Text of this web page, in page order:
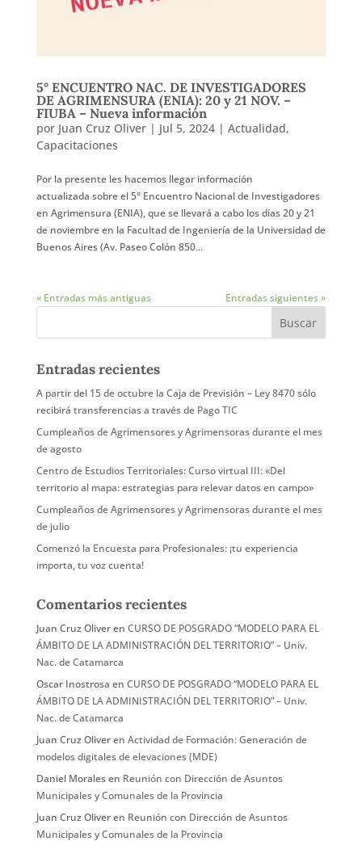
5° ENCUENTRO NAC. DE INVESTIGADORES
DE AGRIMENSURA (ENIA): 20 y 21 NOV. –
FIUBA – Nueva información
por Juan Cruz Oliver| Jul 5, 2024| Actualidad,
Capacitaciones
Por la presente les hacemos llegar información
actualizada sobre el 5° Encuentro Nacional de Investigadores
en Agrimensura (ENIA), que se llevará a cabo los días 20 y 21
de noviembre en la Facultad de Ingeniería de la Universidad de
Buenos Aires (Av. Paseo Colón 850...
« Entradas más antiguas Entradas siguientes »
Entradas recientes
A partir del 15 de octubre la Caja de Previsión – Ley 8470 sólo
recibirá transferencias a través de Pago TIC
Cumpleaños de Agrimensores y Agrimensoras durante el mes
de agosto
Centro de Estudios Territoriales: Curso virtual III: «Del
territorio al mapa: estrategias para relevar datos en campo»
Cumpleaños de Agrimensores y Agrimensoras durante el mes
de julio
Comenzó la Encuesta para Profesionales: ¡tu experiencia
importa, tu voz cuenta!
Comentarios recientes
Juan Cruz Oliveren CURSO DE POSGRADO “MODELO PARA EL
ÁMBITO DE LA ADMINISTRACIÓN DEL TERRITORIO” – Univ.
Nac. de Catamarca
Oscar Inostrosa en CURSO DE POSGRADO “MODELO PARA EL
ÁMBITO DE LA ADMINISTRACIÓN DEL TERRITORIO” – Univ.
Nac. de Catamarca
Juan Cruz Oliveren Actividad de Formación: Generación de
modelos digitales de elevaciones (MDE)
Daniel Moralesen Reunión con Dirección de Asuntos
Municipales y Comunales de la Provincia
Juan Cruz Oliveren Reunión con Dirección de Asuntos
Municipales y Comunales de la Provincia